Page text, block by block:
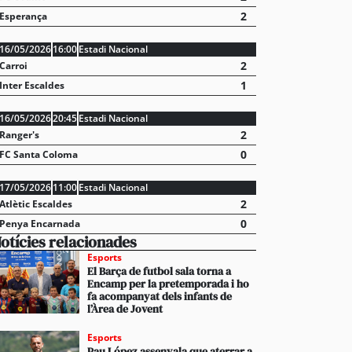
el segon equip de perforació per a iniciar el
de Rocafort de Sant Julià
Esperança 2
16/05/2026 16:00 Estadi Nacional
Carroi
2
Inter Escaldes 1
16/05/202620:45 Estadi Nacional
Ranger's
2
FC Santa Coloma 0
17/05/2026 11:00 Estadi Nacional
Atlètic Escaldes
2
Penya Encarnada 0
relacionades
Esports
El Barça de futbol sala torna a
Encamp per la pretemporada i ho
fa acompanyat dels infants de
l’Àrea de Jovent
Esports